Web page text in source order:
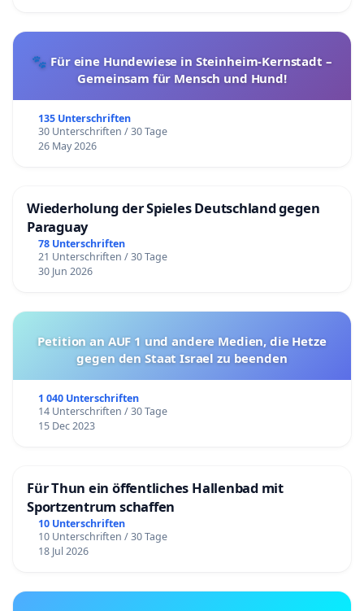
🐾 Für eine Hundewiese in Steinheim-Kernstadt –
Gemeinsam für Mensch und Hund!
135 Unterschriften
30 Unterschriften / 30 Tage
26 May 2026
Wiederholung der Spieles Deutschland gegen
Paraguay
78 Unterschriften
21 Unterschriften / 30 Tage
30 Jun 2026
Petition an AUF 1 und andere Medien, die Hetze
gegen den Staat Israel zu beenden
1 040 Unterschriften
14 Unterschriften / 30 Tage
15 Dec 2023
Für Thun ein öffentliches Hallenbad mit
Sportzentrum schaffen
10 Unterschriften
10 Unterschriften / 30 Tage
18 Jul 2026